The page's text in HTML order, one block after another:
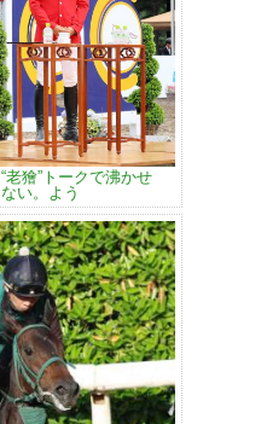
獪”トークで沸かせ
い。よう